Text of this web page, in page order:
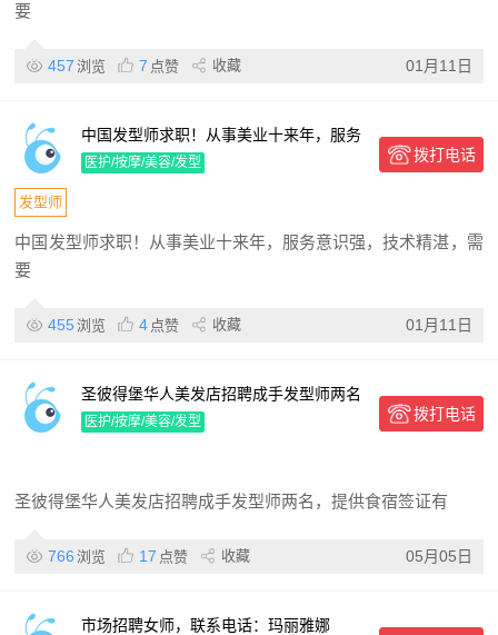
要
457 浏览 7 点赞 收藏 01月11日
中国发型师求职！从事美业十来年，服务
意识强，技术精湛，需要的俄罗斯老板联
医护/按摩/美容/发型 拨打电话
发型师
中国发型师求职！从事美业十来年，服务意识强，技术精湛，需
要
455 浏览 4 点赞 收藏 01月11日
圣彼得堡华人美发店招聘成手发型师两名
医护/按摩/美容/发型 拨打电话
圣彼得堡华人美发店招聘成手发型师两名，提供食宿签证有
766 浏览 17 点赞 收藏 05月05日
市场招聘女师，联系电话：玛丽雅娜